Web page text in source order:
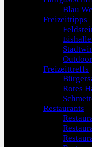
Blau
Freizeittipps
Freizeittreffs
Rotes
Restaurants